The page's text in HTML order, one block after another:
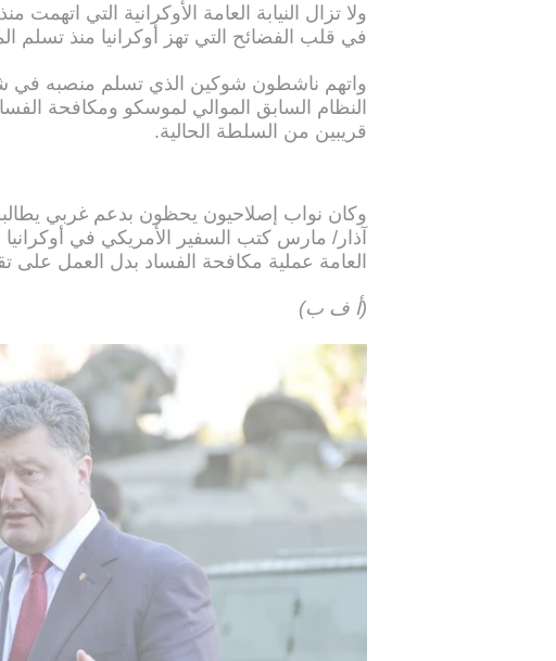
ولا تزال النيابة العامة الأوكرانية التي
في قلب الفضائح التي تهز أوكرانيا منذ تسلم
النظام السابق الموالي لموسكو ومكافحة
قريبين من السلطة الحالية.
وكان نواب إصلاحيون يحظون بدعم غربي
آذار/ مارس كتب السفير الأمريكي في أوكرانيا
العامة عملية مكافحة الفساد بدل العمل على
(أ ف ب)